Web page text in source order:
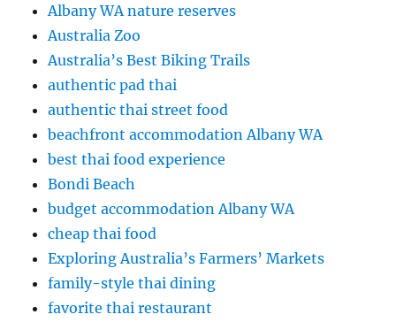
Albany WA nature reserves
Australia Zoo
Australia’s Best Biking Trails
authentic pad thai
authentic thai street food
beachfront accommodation Albany WA
best thai food experience
Bondi Beach
budget accommodation Albany WA
cheap thai food
Exploring Australia’s Farmers’ Markets
family-style thai dining
favorite thai restaurant